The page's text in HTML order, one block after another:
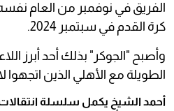
الفريق في نوفمبر من العام
كرة القدم في سبتمبر 2024.
وأصبح "الجوكر" بذلك أحد أبرز
الطويلة مع الأهلي الذين اتجهوا
أحمد الشيخ يكمل سلسلة انتقالات